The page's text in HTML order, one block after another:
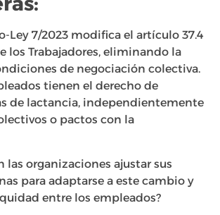
Ley 7/2023 modifica el artículo 37.4
los Trabajadores, eliminando la
de negociación colectiva.
tienen el derecho de
de lactancia, independientemente
o pactos con la
las organizaciones ajustar sus
para adaptarse a este cambio y
entre los empleados?